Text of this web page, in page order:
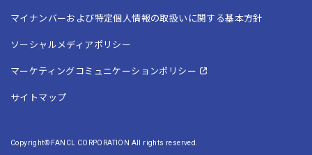
マイナンバーおよび特定個人情報の取扱いに関する基本方針
ソーシャルメディアポリシー
マーケティングコミュニケーションポリシー
サイトマップ
Copyright© FANCL CORPORATION All rights reserved.